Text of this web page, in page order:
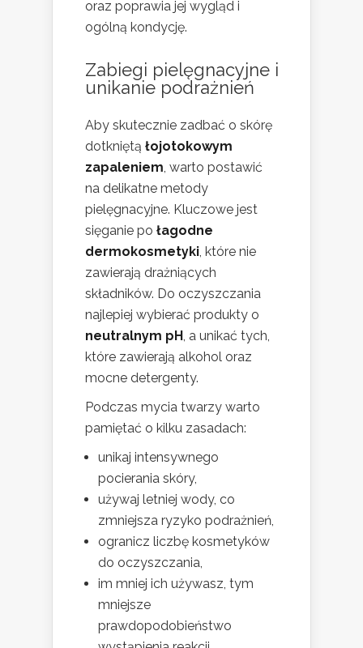
oraz poprawia jej wygląd i
ogólną kondycję.
Zabiegi pielęgnacyjne i
unikanie podrażnień
Aby skutecznie zadbać o skórę
dotkniętą łojotokowym
zapaleniem, warto postawić
na delikatne metody
pielęgnacyjne. Kluczowe jest
sięganie po łagodne
dermokosmetyki, które nie
zawierają drażniących
składników. Do oczyszczania
najlepiej wybierać produkty o
neutralnym pH, a unikać tych,
które zawierają alkohol oraz
mocne detergenty.
Podczas mycia twarzy warto
pamiętać o kilku zasadach:
unikaj intensywnego
pocierania skóry,
używaj letniej wody, co
zmniejsza ryzyko podrażnień,
ogranicz liczbę kosmetyków
do oczyszczania,
im mniej ich używasz, tym
mniejsze
prawdopodobieństwo